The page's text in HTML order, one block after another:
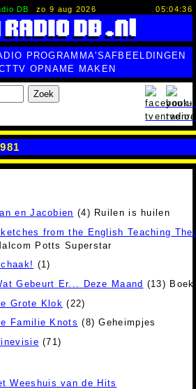
DB zo 9 aug 2026 05:04:37
PROGRAMMA'SAFBEELDINGEN
TV OPNAME MAKEN
Zoek
en Jacobien (4) Ruilen is huilen
from the English Teaching
Potts Superstar
(1)
Gebeurt Er... Deze Maand (13)
Grote Klok (22)
Familie Knots (8) Geheimpjes
(71)
Weeshuis van de Hits